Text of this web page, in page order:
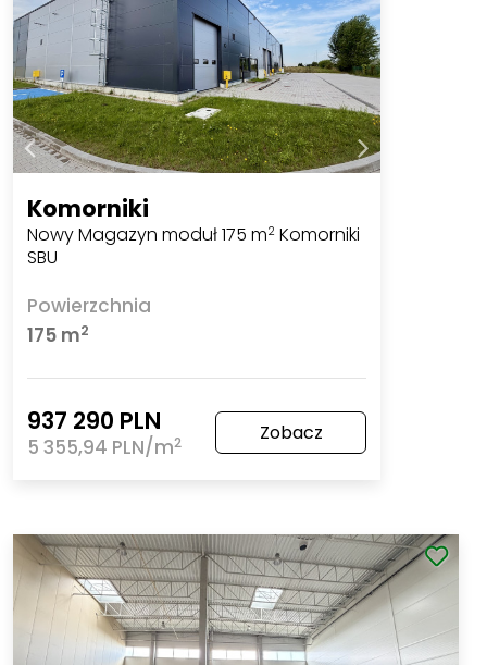
Komorniki
Nowy Magazyn moduł 175 m2 Komorniki
SBU
Powierzchnia
175 m2
937 290 PLN
5 355,94 PLN/m2 Zobacz